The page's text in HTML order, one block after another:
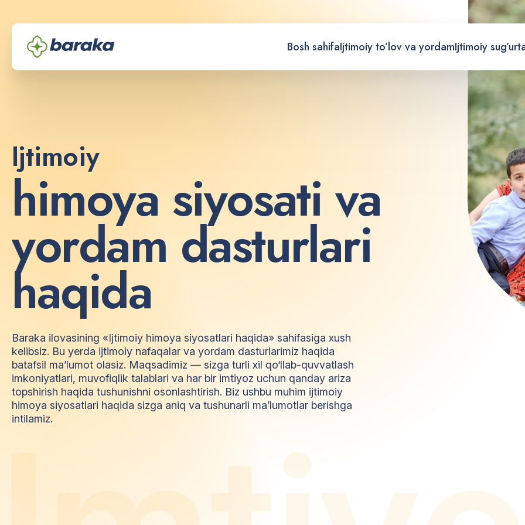
Bosh sahifaIjtimoiy to’lov va yordamIjtimoiy
Ijtimoiy
himoya siyosati va
yordam dasturlari
haqida
Baraka ilovasining «Ijtimoiy himoya siyosatlari haqida» sahifasiga xush
kelibsiz. Bu yerda ijtimoiy nafaqalar va yordam dasturlarimiz haqida
batafsil ma’lumot olasiz. Maqsadimiz — sizga turli xil qo‘llab-quvvatlash
imkoniyatlari, muvofiqlik talablari va har bir imtiyoz uchun qanday ariza
topshirish haqida tushunishni osonlashtirish. Biz ushbu muhim ijtimoiy
himoya siyosatlari haqida sizga aniq va tushunarli ma’lumotlar berishga
intilamiz.